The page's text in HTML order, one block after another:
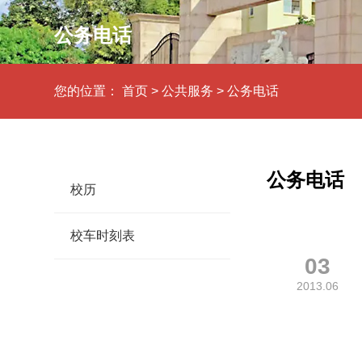
公务电话
您的位置： 首页 >公共服务 >公务电话
校历
校车时刻表
公务电话
03
2013.06